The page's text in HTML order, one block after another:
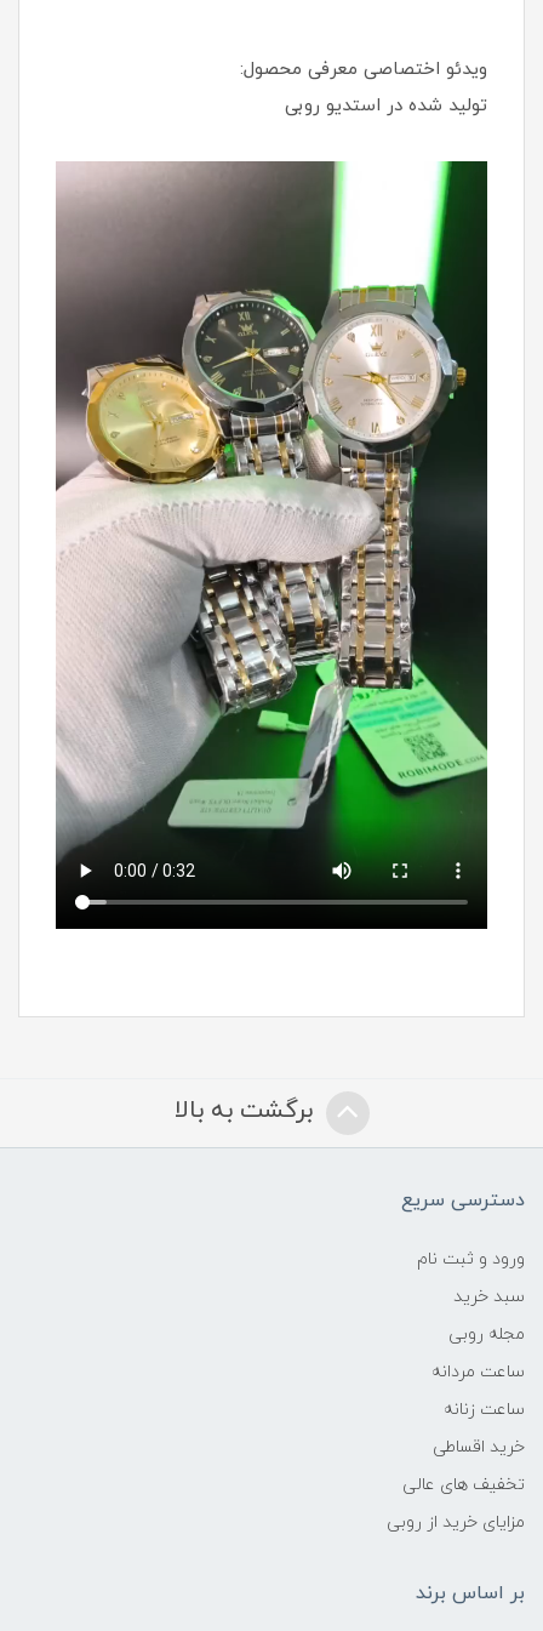
ویدئو اختصاصی معرفی محصول:
تولید شده در استدیو روبی
برگشت به بالا
دسترسی سریع
ورود و ثبت نام
سبد خرید
مجله روبی
ساعت مردانه
ساعت زنانه
خرید اقساطی
تخفیف های عالی
مزایای خرید از روبی
بر اساس برند